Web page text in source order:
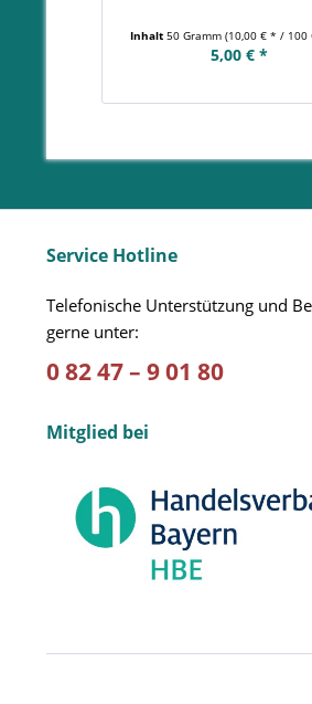
Inhalt 50 Gramm (10,00 € * / 100
5,00 € *
Service Hotline
Telefonische Unterstützung und
gerne unter:
0 82 47 – 9 01 80
Mitglied bei